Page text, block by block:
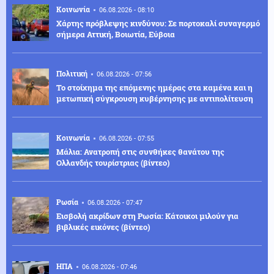
Κοινωνία 06.08.2026 - 08:10
Χάρτης πρόβλεψης κινδύνου: Σε πορτοκαλί συναγερμό
σήμερα Αττική, Βοιωτία, Εύβοια
Πολιτική 06.08.2026 - 07:56
Το στοίχημα της επόμενης ημέρας στα καμένα και η
μετωπική σύγκρουση κυβέρνησης με αντιπολίτευση
Κοινωνία 06.08.2026 - 07:55
Μάλια: Ανατροπή στις συνθήκες θανάτου της
Ολλανδής τουρίστριας (βίντεο)
Ρωσία 06.08.2026 - 07:47
Εισβολή ακρίδων στη Ρωσία: Κάτοικοι μιλούν για
βιβλικές εικόνες (βίντεο)
ΗΠΑ 06.08.2026 - 07:46